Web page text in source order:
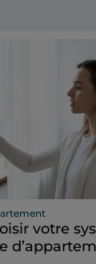
votre